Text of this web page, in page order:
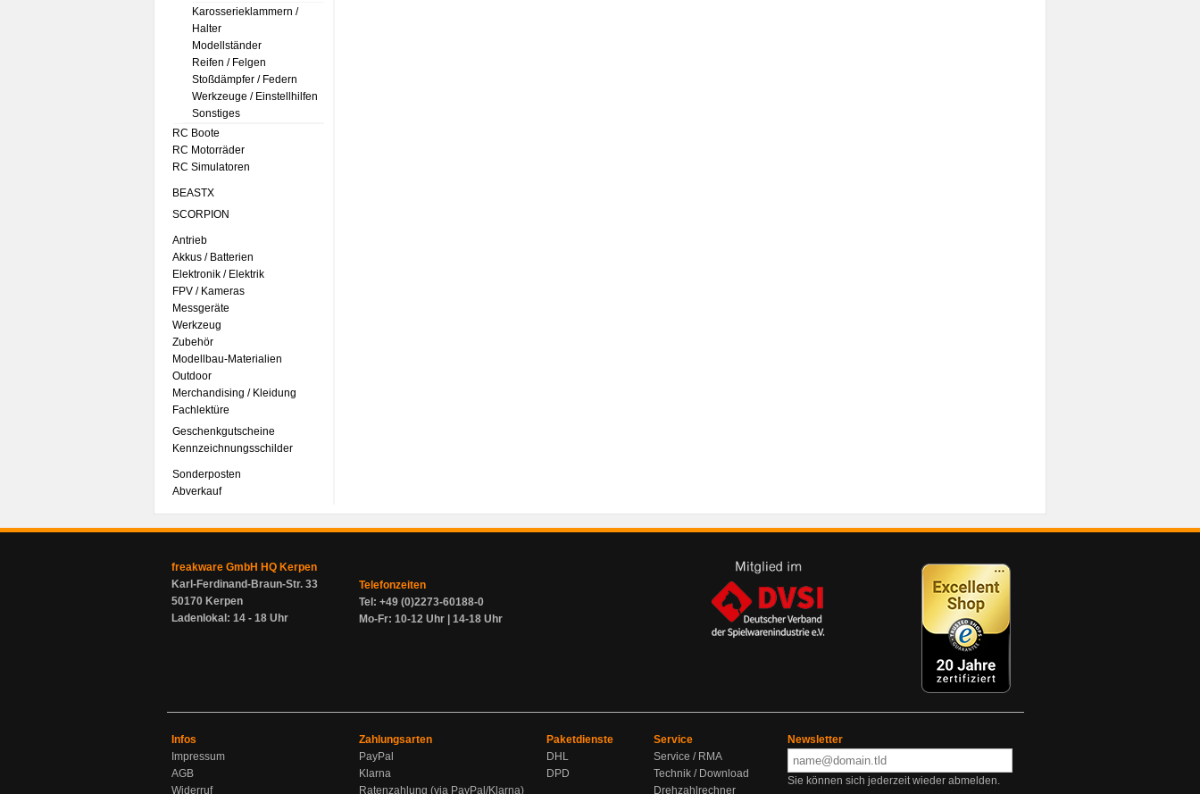
Karosserieklammern /
Halter
Modellständer
Reifen / Felgen
Stoßdämpfer / Federn
Werkzeuge / Einstellhilfen
Sonstiges
RC Boote
RC Motorräder
RC Simulatoren
BEASTX
SCORPION
Antrieb
Akkus / Batterien
Elektronik / Elektrik
FPV / Kameras
Messgeräte
Werkzeug
Zubehör
Modellbau-Materialien
Outdoor
Merchandising / Kleidung
Fachlektüre
Geschenkgutscheine
Kennzeichnungsschilder
Sonderposten
Abverkauf
freakware GmbH HQ Kerpen
Karl-Ferdinand-Braun-Str. 33
50170 Kerpen
Ladenlokal: 14 - 18 Uhr
Telefonzeiten
Tel: +49 (0)2273-60188-0
Mo-Fr: 10-12 Uhr | 14-18 Uhr
Infos
Impressum
AGB
Widerruf
Zahlungsarten
PayPal
Klarna
Ratenzahlung (via PayPal/Klarna)
Paketdienste
DHL
DPD
Service
Service / RMA
Technik / Download
Drehzahlrechner
Newsletter
Sie können sich jederzeit wieder abmelden.